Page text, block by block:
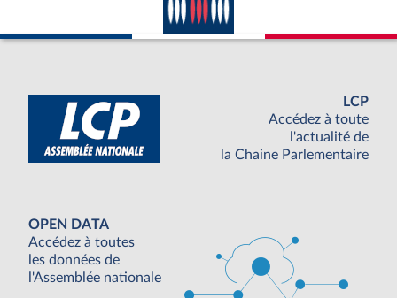
LCP
Accédez à toute
l'actualité de
la Chaine Parlementaire
OPEN DATA
Accédez à toutes
les données de
l'Assemblée nationale